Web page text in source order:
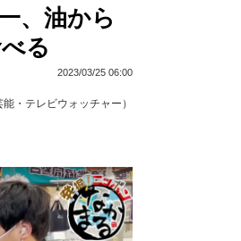
、油から
る
2023/03/25 06:00
・テレビウォッチャー）